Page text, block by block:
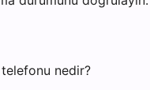
nedir?